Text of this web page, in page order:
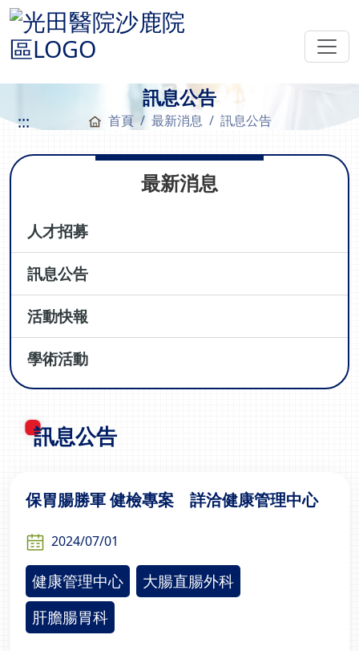
訊息公告
::: 首頁 最新消息 訊息公告
最新消息
人才招募
訊息公告
活動快報
學術活動
訊息公告
保胃腸勝軍 健檢專案 詳洽健康管理中心
2024/07/01
健康管理中心
大腸直腸外科
肝膽腸胃科